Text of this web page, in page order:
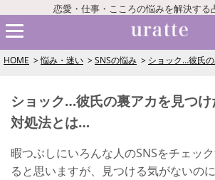
恋愛・仕事・こころの悩みを解決する
HOME 悩み・迷い SNSの悩み ショック…彼氏
ショック…彼氏の裏アカを見つけ
対処法とは…
暇つぶしにいろんな人のSNSをチェッ
ると思いますが、見つける気がないの